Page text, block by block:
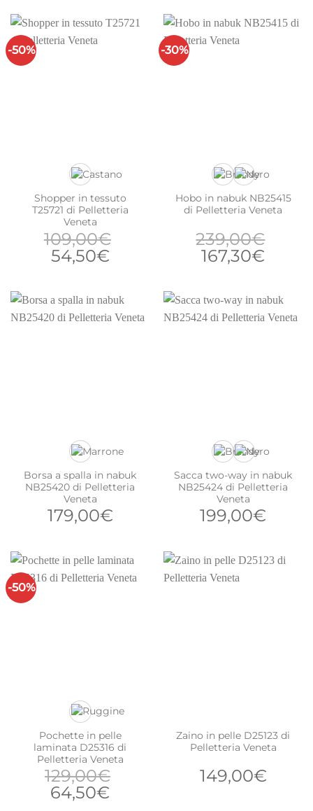
prezzo:
da
19,90€
era:
119,00€.
è:
-50%
Shopper in tessuto
T25721 di Pelletteria
Veneta
109,00€
Il
prezzo
era:
109,00€.
54,50€Il
attuale
è:
54,50€.
-30%
Hobo in nabuk NB25415
di Pelletteria Veneta
239,00€
Il
prezzo
era:
239,00€.
167,30€
è:
Borsa a spalla in nabuk
NB25420 di Pelletteria
Veneta
179,00€
Sacca two-way in nabuk
NB25424 di Pelletteria
Veneta
199,00€
-50%
Pochette in pelle
laminata D25316 di
Pelletteria Veneta
129,00€
Il
64,50€
Zaino in pelle D25123 di
Pelletteria Veneta
149,00€